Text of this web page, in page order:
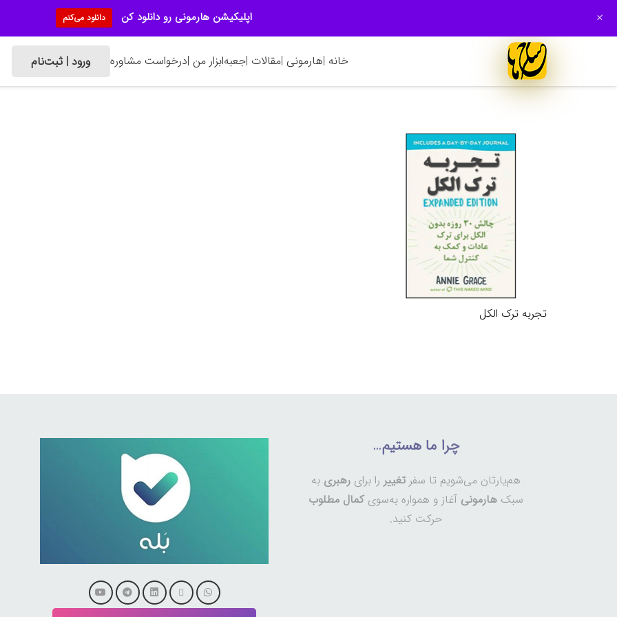
خانه |هارمونی |مقالات |جعبه‌ابزار من |درخواست مشاوره ورود | ثبت‌نام
تجربه ترک الکل
چرا ما هستیم…
هم‌یارتان می‌شویم تا سفر تغییر را برای رهبری به
سبک هارمونی آغاز و همواره به‌سوی کمال مطلوب
حرکت کنید.
اپلیکیشن هارمونی رو دانلود کن دانلود می‌کنم +